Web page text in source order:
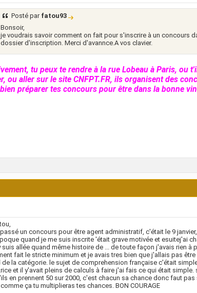
Posté par fatou93
Bonsoir,
je voudrais savoir comment on fait pour s'inscrire à un concours
dossier d'inscription. Merci d'avannce.A vos clavier.
tu peux te rendre à la rue Lobeau à Paris, ou
ou aller sur le site CNFPT.FR, ils organisent des
préparer tes concours pour être dans la bonne
un concours pour être agent administratif, c'était le 9
quand je me suis inscrite 'était grave motivée et esuitej'ai
allée quand même histoire de ... de toute façon j'avais rien
fait le stricte minimum et je avais tres bien que j'allais pas
de la catégorie. le sujet de comprehension française c'était
et il y'avait pleins de calculs à faire j'ai fais ce qui était
en prennent 50 sur 2000, c'est chacun sa chance donc faut
ça tu multiplieras tes chances. BON COURAGE